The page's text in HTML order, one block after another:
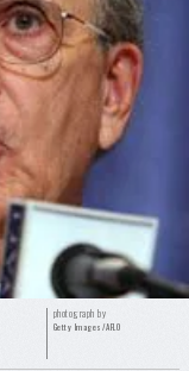
photograph by
Getty Images/AFLO